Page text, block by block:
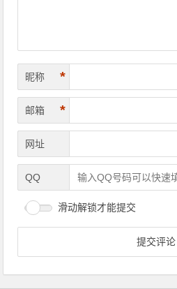
昵称 *
邮箱 *
网址
QQ
滑动解锁才能提交